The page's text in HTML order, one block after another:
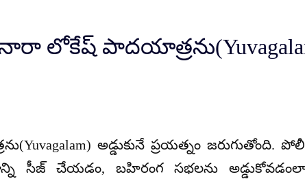
లోకేష్
అడ్డుకునే ప్రయత్నం జరుగుతోంది.
సీజ్ చేయడం, బహిరంగ సభలను